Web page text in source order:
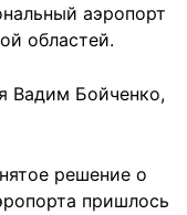
аэропорт
областей.
Вадим Бойченко,
решение о
пришлось